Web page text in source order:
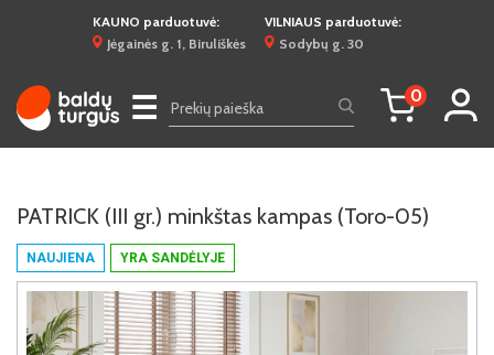
KAUNO parduotuvė:
Jėgainės g. 1, Biruliškės
VILNIAUS parduotuvė:
Sodybų g. 30
☰ 0
NAUJIENA YRA SANDĖLYJE
PATRICK (III gr.) minkštas kampas (Toro-05)